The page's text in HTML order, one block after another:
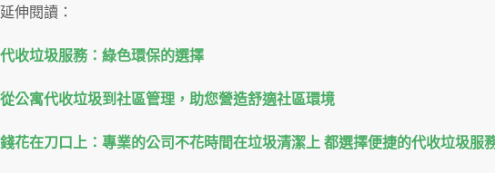
延伸閱讀：
代收垃圾服務：綠色環保的選擇
從公寓代收垃圾到社區管理，助您營造舒適社區環境
錢花在刀口上：專業的公司不花時間在垃圾清潔上 都選擇便捷的代收垃圾服